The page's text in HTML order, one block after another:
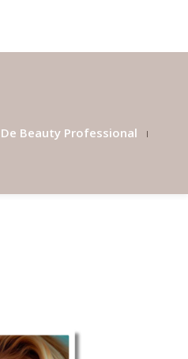
De Beauty Professional